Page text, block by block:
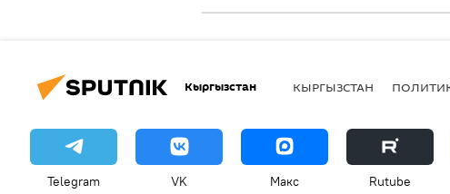
Кыргызстан КЫРГЫЗСТАН
Telegram VK Макс Rutube